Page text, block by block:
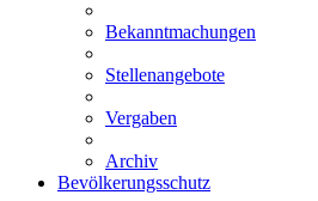
Bekanntmachungen
Stellenangebote
Vergaben
Archiv
Bevölkerungsschutz